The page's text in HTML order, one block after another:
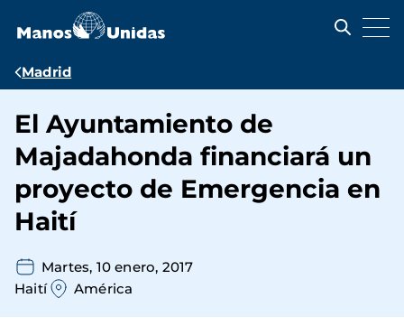
contenido
Ruta
navegación
Madrid
El Ayuntamiento de
Majadahonda financiará un
proyecto de Emergencia en
Haití
Martes, 10 enero, 2017
Haití
América